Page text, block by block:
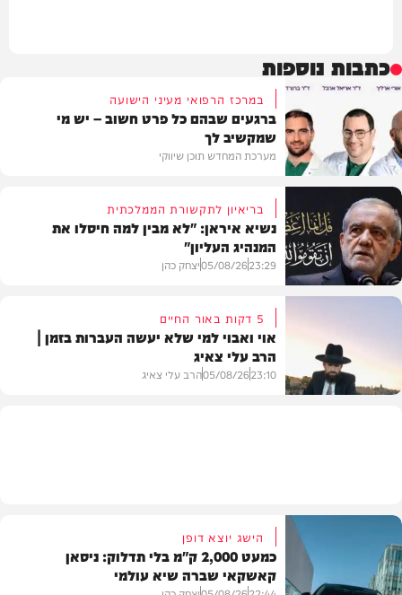
כתבות נוספות
תוכן שיווקי
במרכז הרפואי מעיני הישועה
ברגעים שבהם כל פרט חשוב – יש מי
שמקשיב לך
מערכת המחדש תוכן שיווקי
בעולם
בריאיון לתקשורת הממלכתית
נשיא איראן: "לא מבין למה חיסלו את
המנהיג העליון"
23:29
05/08/26יצחק כהן
5 דקות באור החיים
אוי ואבוי למי שלא יעשה העברות בזמן |
הרב עלי צאיג
23:10
05/08/26הרב עלי צאיג
הישג יוצא דופן
כמעט 2,000 ק"מ בלי תדלוק: ניסאן
קאשקאי שברה שיא עולמי